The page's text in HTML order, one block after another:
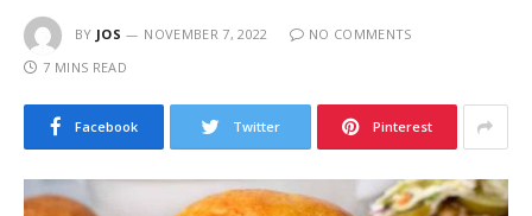
BY JOS NOVEMBER 7, 2022
NO COMMENTS
7 MINS READ
Facebook Twitter Pinterest